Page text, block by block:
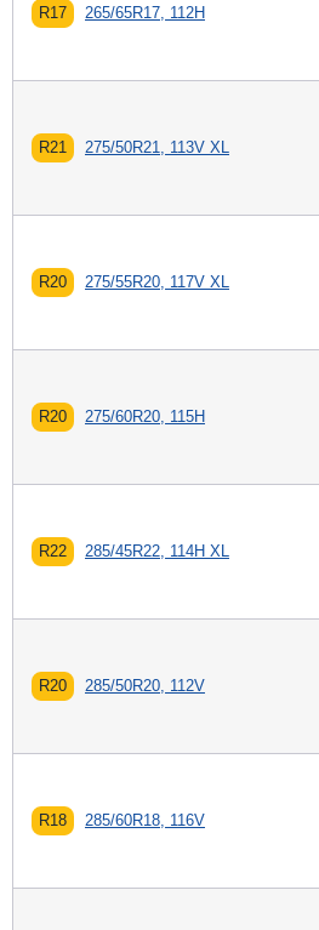
R17 265/65R17, 112H
R21 275/50R21, 113V XL
R20 275/55R20, 117V XL
R20 275/60R20, 115H
R22 285/45R22, 114H XL
R20 285/50R20, 112V
R18 285/60R18, 116V